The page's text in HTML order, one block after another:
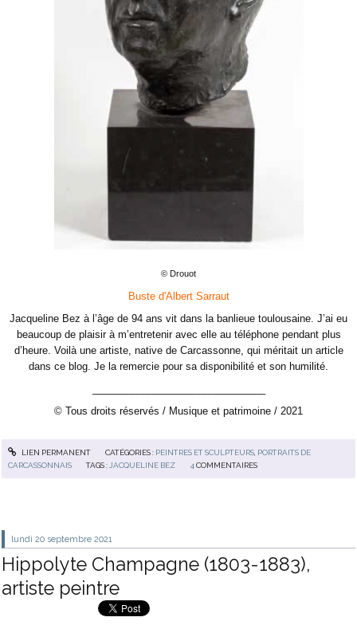
© Drouot
Buste d'Albert Sarraut
Jacqueline Bez à l’âge de 94 ans vit dans la banlieue toulousaine. J’ai eu
beaucoup de plaisir à m’entretenir avec elle au téléphone pendant plus
d’heure. Voilà une artiste, native de Carcassonne, qui méritait un article
dans ce blog. Je la remercie pour sa disponibilité et son humilité.
© Tous droits réservés / Musique et patrimoine / 2021
LIEN PERMANENT CATÉGORIES : PEINTRES ET SCULPTEURS, PORTRAITS DE
CARCASSONNAIS
TAGS : JACQUELINE BEZ 4 COMMENTAIRES
lundi 20 septembre 2021
Hippolyte Champagne (1803-1883),
artiste peintre